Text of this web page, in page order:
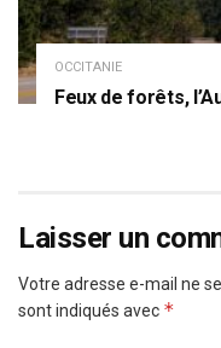
OCCITANIE
Feux de forêts,
Laisser un
Votre adresse e-mail ne
sont indiqués avec *